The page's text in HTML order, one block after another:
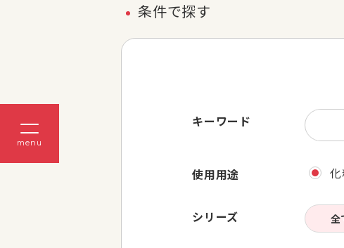
menu
条件で探す
キーワード
使用用途
シリーズ